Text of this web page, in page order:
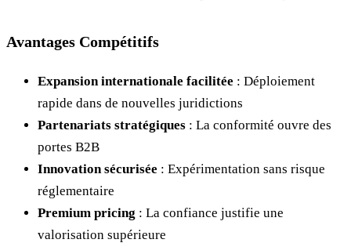
Avantages Compétitifs
Expansion internationale facilitée : Déploiement
rapide dans de nouvelles juridictions
Partenariats stratégiques : La conformité ouvre des
portes B2B
Innovation sécurisée : Expérimentation sans risque
réglementaire
Premium pricing : La confiance justifie une
valorisation supérieure